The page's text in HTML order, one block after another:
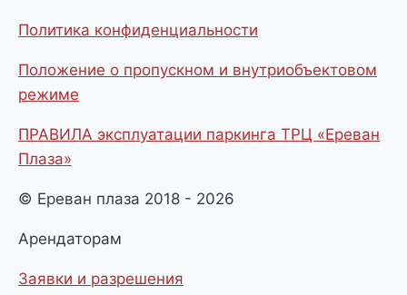
Политика конфиденциальности
Положение о пропускном и внутриобъектовом
режиме
ПРАВИЛА эксплуатации паркинга ТРЦ «Ереван
Плаза»
© Ереван плаза 2018 - 2026
Арендаторам
Заявки и разрешения